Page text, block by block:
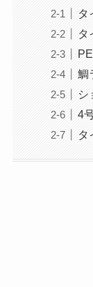
タ
タ
鯛
シ
4
タ